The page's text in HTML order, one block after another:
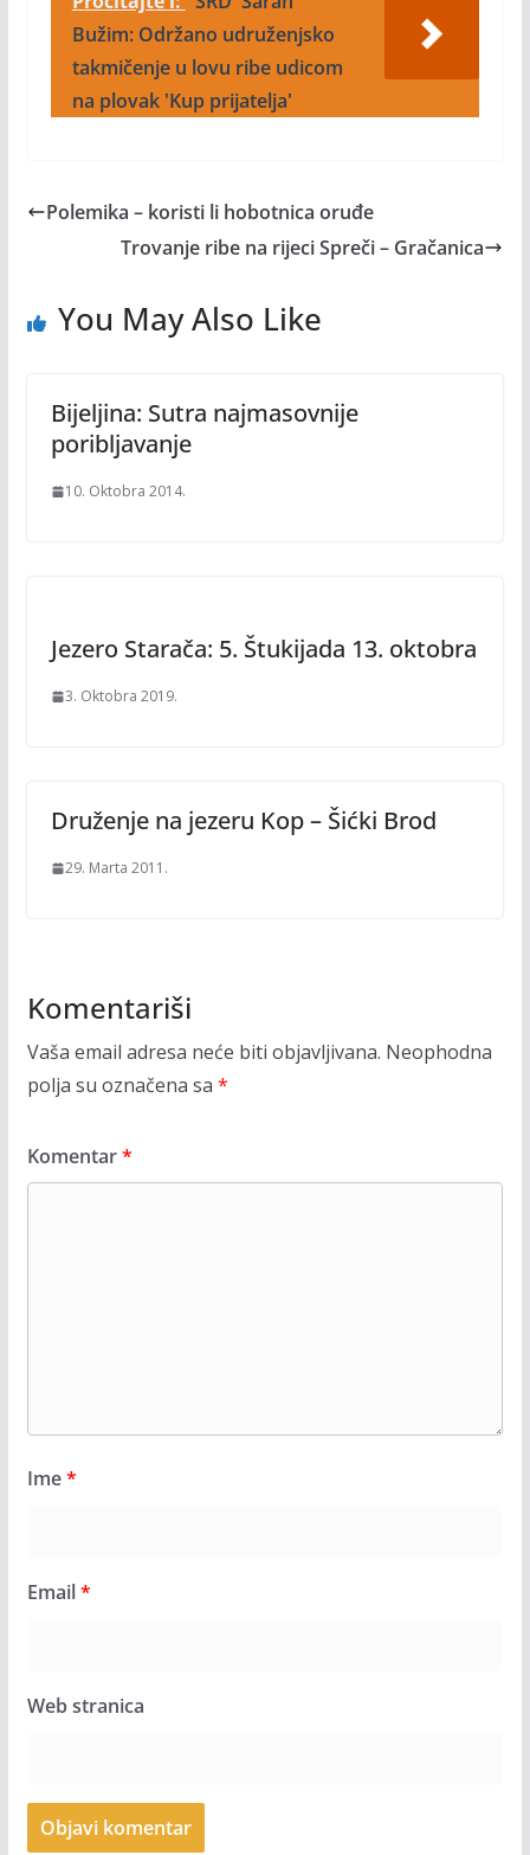
Bužim: Održano udruženjsko
takmičenje u lovu ribe udicom
na plovak 'Kup prijatelja'
Polemika – koristi li hobotnica oruđe
Trovanje ribe na rijeci Spreči – Gračanica
You May Also Like
Bijeljina: Sutra najmasovnije
poribljavanje
10. Oktobra 2014.
Jezero Starača: 5. Štukijada 13. oktobra
3. Oktobra 2019.
Druženje na jezeru Kop – Šićki Brod
29. Marta 2011.
Komentariši
Vaša email adresa neće biti objavljivana. Neophodna
polja su označena sa *
Komentar*
Ime*
Email*
Web stranica